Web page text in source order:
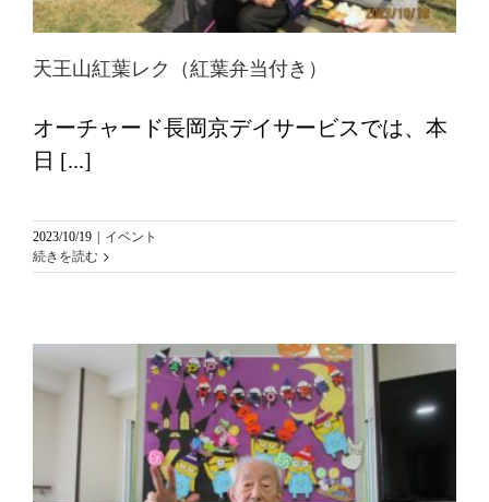
天王山紅葉レク（紅葉弁当付き）
オーチャード長岡京デイサービスでは、本
日 [...]
2023/10/19 | イベント
続きを読む